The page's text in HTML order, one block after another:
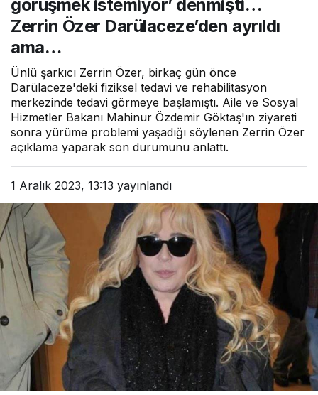
ama…
görüşmek istemiyor’ denmişti…
Zerrin Özer Darülaceze’den ayrıldı
ama…
Ünlü şarkıcı Zerrin Özer, birkaç gün önce
Darülaceze'deki fiziksel tedavi ve rehabilitasyon
merkezinde tedavi görmeye başlamıştı. Aile ve Sosyal
Hizmetler Bakanı Mahinur Özdemir Göktaş'ın ziyareti
sonra yürüme problemi yaşadığı söylenen Zerrin Özer
açıklama yaparak son durumunu anlattı.
1 Aralık 2023, 13:13 yayınlandı